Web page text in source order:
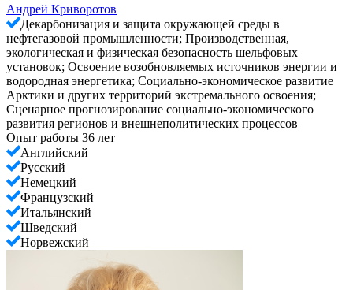
Андрей Криворотов
Декарбонизация и защита окружающей среды в
нефтегазовой промышленности; Производственная,
экологическая и физическая безопасность шельфовых
установок; Освоение возобновляемых источников энергии и
водородная энергетика; Социально-экономическое развитие
Арктики и других территорий экстремального освоения;
Сценарное прогнозирование социально-экономического
развития регионов и внешнеполитических процессов
Опыт работы 36 лет
Английский
Русский
Немецкий
Французский
Итальянский
Шведский
Норвежский